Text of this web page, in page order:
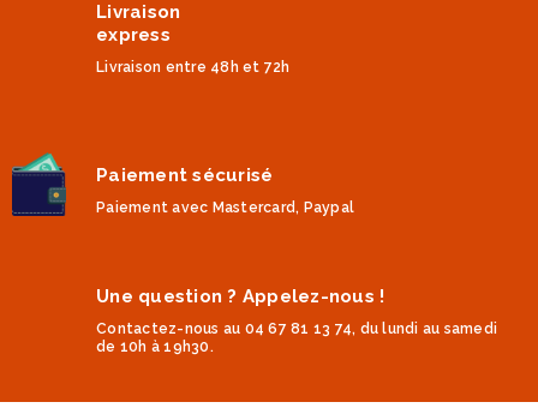
Livraison
express
Livraison entre 48h et 72h
Paiement sécurisé
Paiement avec Mastercard, Paypal
Une question ? Appelez-nous !
Contactez-nous au 04 67 81 13 74, du lundi au samedi
de 10h à 19h30.